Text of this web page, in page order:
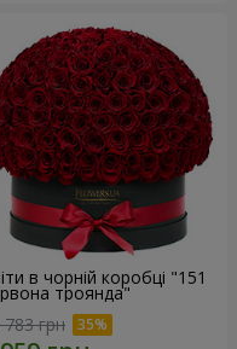
в чорній коробці "151
троянда"
783 грн